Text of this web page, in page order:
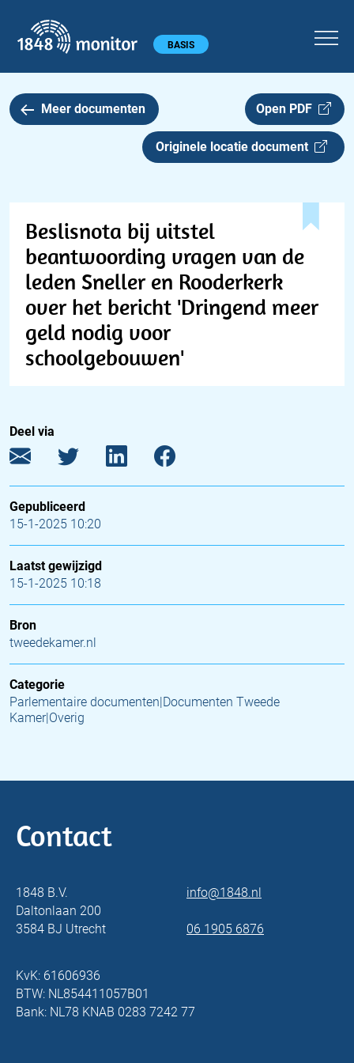
Hoofdmenu BASIS
Meer documenten Open PDF
Originele locatie document
Beslisnota bij uitstel
beantwoording vragen van de
leden Sneller en Rooderkerk
over het bericht 'Dringend meer
geld nodig voor
schoolgebouwen'
Deel via
Gepubliceerd
15-1-2025 10:20
Laatst gewijzigd
15-1-2025 10:18
Bron
tweedekamer.nl
Categorie
Parlementaire documenten|Documenten Tweede
Kamer|Overig
Contact
1848 B.V.
Daltonlaan 200
3584 BJ Utrecht
info@1848.nl
06 1905 6876
KvK: 61606936
BTW: NL854411057B01
Bank: NL78 KNAB 0283 7242 77